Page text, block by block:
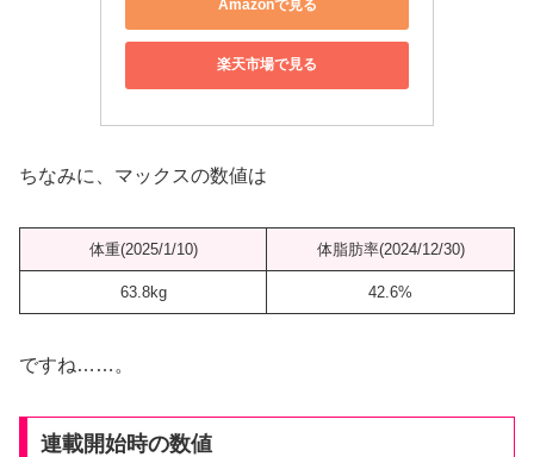
Amazonで見る
楽天市場で見る
ちなみに、マックスの数値は
体重(2025/1/10) 体脂肪率(2024/12/30)
63.8kg 42.6%
ですね……。
連載開始時の数値